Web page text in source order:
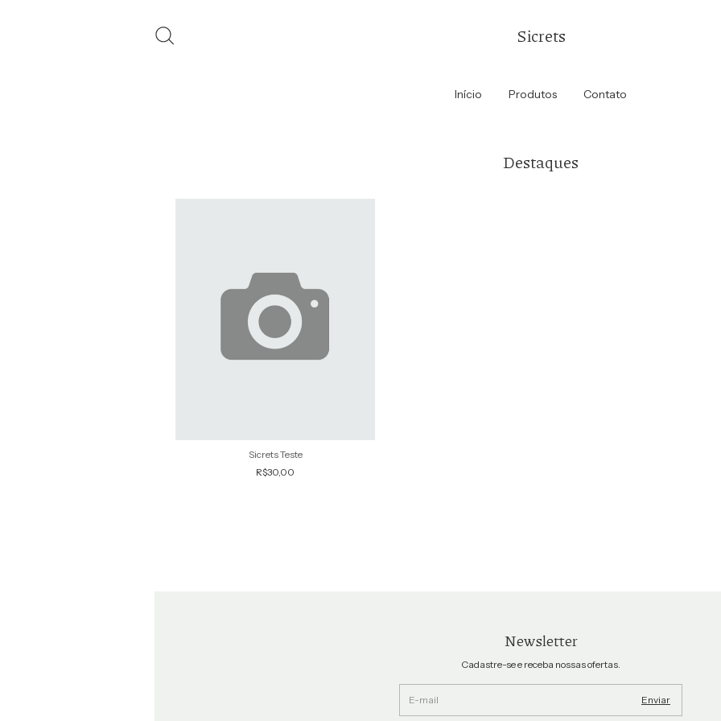
Sicrets
Início Produtos Contato
Destaques
Sicrets Teste
R$30,00
Newsletter
Cadastre-se e receba nossas ofertas.